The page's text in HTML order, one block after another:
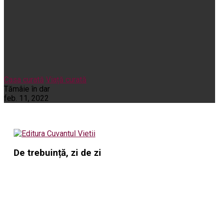
Casa curată Viață curată
Tămâie în dar
feb. 11, 2022
De trebuință, zi de zi